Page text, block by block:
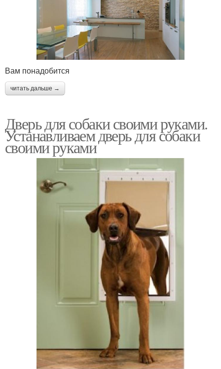
Вам понадобится
читать дальше →
Дверь для собаки своими руками.
Устанавливаем дверь для собаки
своими руками